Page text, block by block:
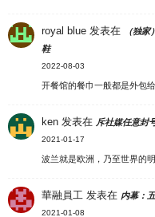
royal blue 发表在
（独
鞋
2022-08-03
开餐馆的餐巾一般都是外包
ken 发表在 斥社媒任意封
2021-01-17
波兰就是欧洲，乃至世界的
華融員工 发表在 内幕：
2021-01-08